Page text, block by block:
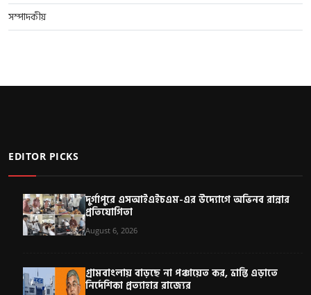
সম্পাদকীয়
EDITOR PICKS
দুর্গাপুরে এসআইএইচএম-এর উদ্যোগে অভিনব রান্নার
প্রতিযোগিতা
August 6, 2026
গ্রামবাংলায় বাড়ছে না পঞ্চায়েত কর, ভ্রান্তি এড়াতে
নির্দেশিকা প্রত্যাহার রাজ্যের